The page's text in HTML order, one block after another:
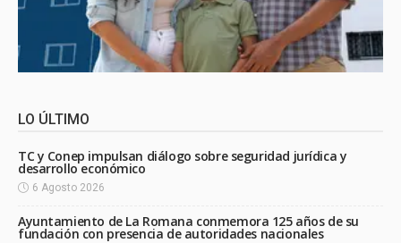
LO ÚLTIMO
TC y Conep impulsan diálogo sobre seguridad jurídica y
desarrollo económico
6 Agosto 2026
Ayuntamiento de La Romana conmemora 125 años de su
fundación con presencia de autoridades nacionales